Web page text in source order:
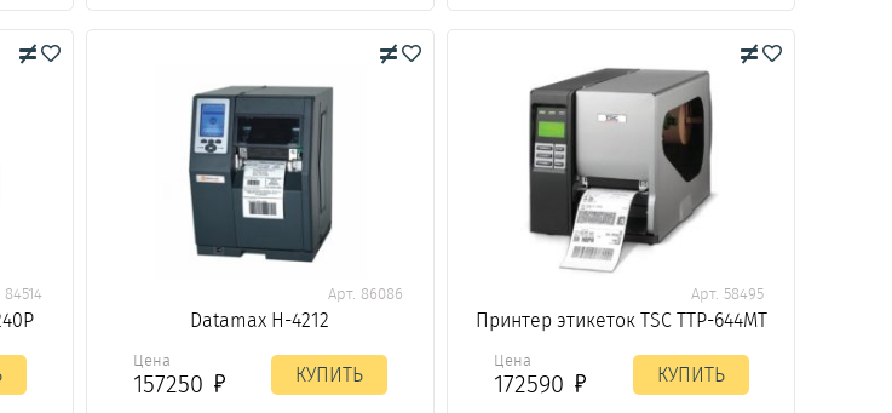
Арт. 86086
Datamax H-4212
Цена
157250 КУПИТЬ
Арт. 58495
Принтер этикеток TSC TTP-644MT
Цена
172590 КУПИТЬ